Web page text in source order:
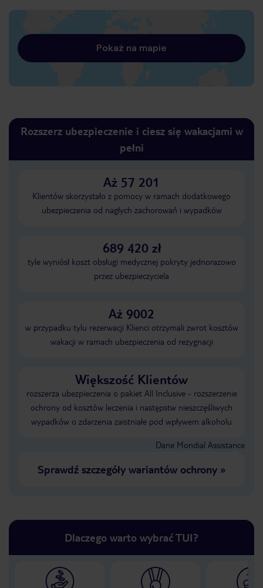
Pokaż na mapie
Rozszerz ubezpieczenie i ciesz się wakacjami w
pełni
Aż 57 201
Klientów skorzystało z pomocy w ramach dodatkowego
ubezpieczenia od nagłych zachorowań i wypadków
689 420 zł
tyle wyniósł koszt obsługi medycznej pokryty jednorazowo
przez ubezpieczyciela
Aż 9002
w przypadku tylu rezerwacji Klienci otrzymali zwrot kosztów
wakacji w ramach ubezpieczenia od rezygnacji
Większość Klientów
rozszerza ubezpieczenia o pakiet All Inclusive - rozszerzenie
ochrony od kosztów leczenia i następstw nieszczęśliwych
wypadków o zdarzenia zaistniałe pod wpływem alkoholu
Dane Mondial Assistance
Sprawdź szczegóły wariantów ochrony»
Dlaczego warto wybrać TUI?